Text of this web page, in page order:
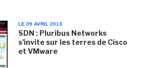
LE 09 AVRIL 2013
SDN : Pluribus Networks
s'invite sur les terres de Cisco
et VMware